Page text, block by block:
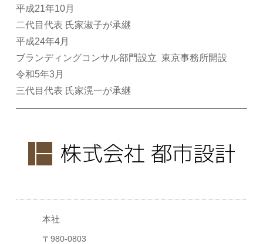
平成21年10月
二代目代表 氏家淑子が承継
平成24年4月
ブランディングコンサル部門設立 東京事務所開設
令和5年3月
三代目代表 氏家滉一が承継
本社
〒980-0803